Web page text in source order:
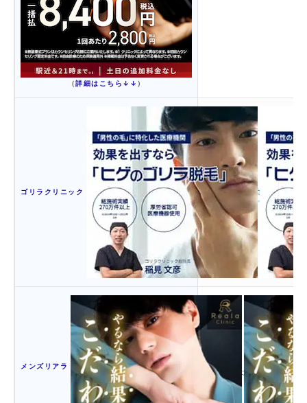
（詳細はこちら↓↓ ）
ゴリラクリニック 公式サイトに記載なし
メンズリアラ
あり
（希望者には無料で実施）